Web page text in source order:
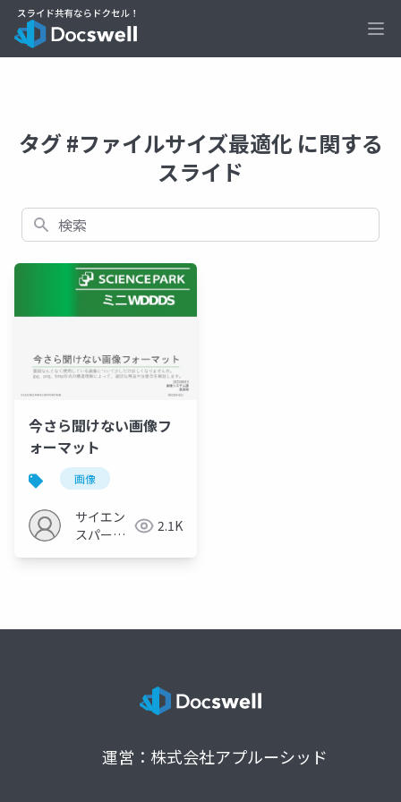
タグ #ファイルサイズ最適化 に関する
スライド
検索
今さら聞けない画像フ
ォーマット
画像
サイエン
スパーク
2.1K
運営：株式会社アプルーシッド